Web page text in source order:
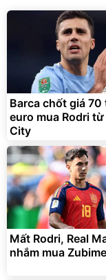
Barca chốt giá 70
euro mua Rodri
City
Mất Rodri, Real
nhắm mua